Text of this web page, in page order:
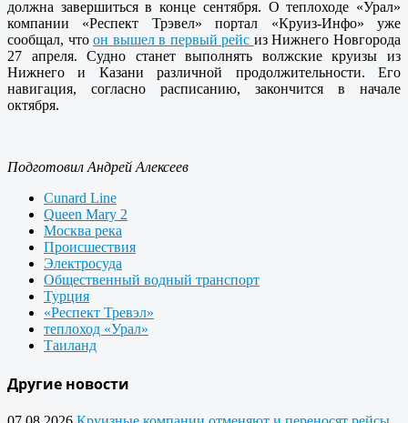
должна завершиться в конце сентября. О теплоходе «Урал»
компании «Респект Трэвел» портал «Круиз-Инфо» уже
сообщал, чтоон вышел в первый рейс из Нижнего Новгорода
27 апреля. Судно станет выполнять волжские круизы из
Нижнего и Казани различной продолжительности. Его
навигация, согласно расписанию, закончится в начале
октября.
Подготовил Андрей Алексеев
Cunard Line
Queen Mary 2
Москва река
Происшествия
Электросуда
Общественный водный транспорт
Турция
«Респект Тревэл»
теплоход «Урал»
Таиланд
Другие новости